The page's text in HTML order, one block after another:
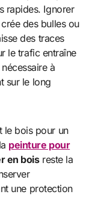
rapides. Ignorer
des bulles ou
des traces
le trafic entraîne
à
sur le long
le bois pour un
peinture pour
en boisreste la
une protection